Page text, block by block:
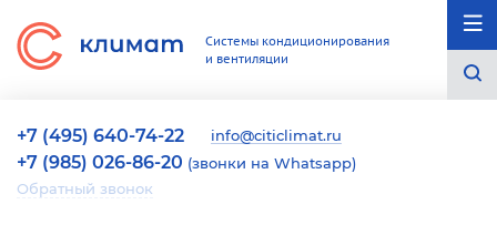
Системы кондиционирования
и вентиляции
+7 (495) 640-74-22 info@citiclimat.ru
+7 (985) 026-86-20 (звонки на Whatsapp)
Обратный звонок